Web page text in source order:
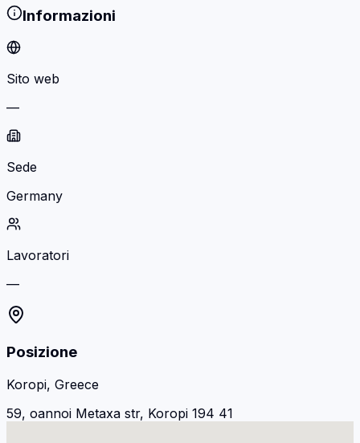
Informazioni
Sito web
—
Sede
Germany
Lavoratori
—
Posizione
Koropi, Greece
59, oannoi Metaxa str, Koropi 194 41